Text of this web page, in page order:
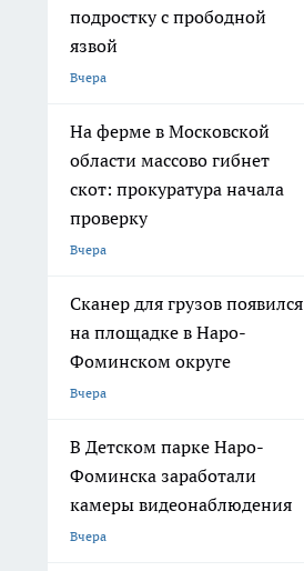
подростку с прободной
язвой
Вчера
На ферме в Московской
области массово гибнет
скот: прокуратура начала
проверку
Вчера
Сканер для грузов появился
на площадке в Наро-
Фоминском округе
Вчера
В Детском парке Наро-
Фоминска заработали
камеры видеонаблюдения
Вчера